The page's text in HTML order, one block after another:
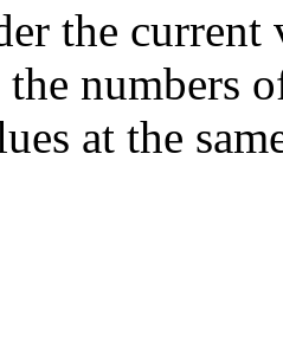
the
numbers
at the